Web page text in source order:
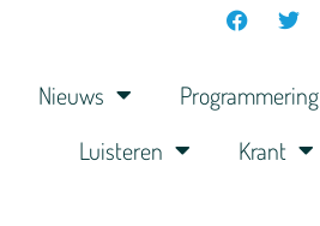
Nieuws Programmering
Luisteren
Krant